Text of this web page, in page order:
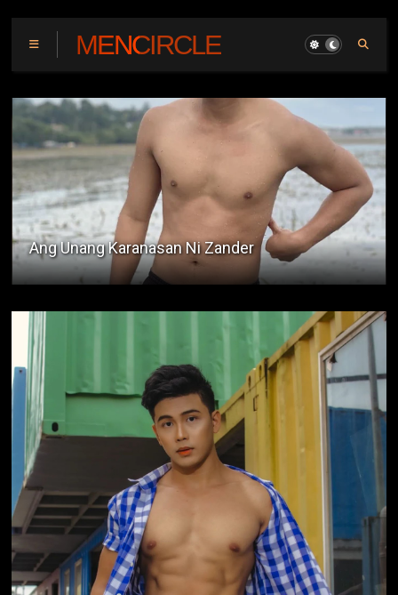
MENCIRCLE
Exhibitionist Na Bulakenyo